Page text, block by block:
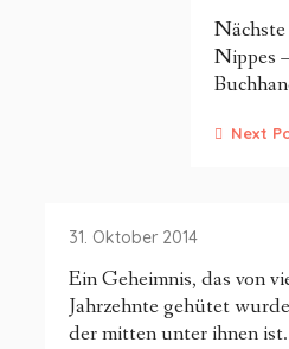
Nippes
Next
31. Oktober 2014
Ein Geheimnis, das von
Jahrzehnte gehütet
der mitten unter ihnen ist.